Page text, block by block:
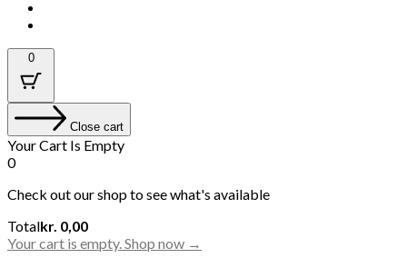
0
Close cart
Your Cart Is Empty
0
Check out our shop to see what's available
Cart
Total:
Totalkr. 0,00
Your cart is empty. Shop now →